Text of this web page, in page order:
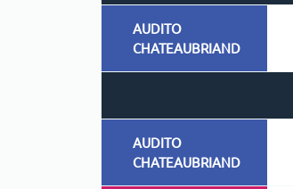
AUDITO
CHATEAUBRIAND
AUDITO
CHATEAUBRIAND